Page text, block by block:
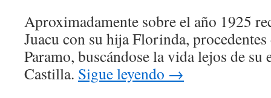
Aproximadamente sobre el año 1925
Juacu con su hija Florinda,
Paramo, buscándose la vida lejos de
Castilla. Sigue leyendo →